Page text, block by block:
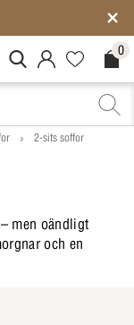
MitIlva.Login 0
2-sits soffor
men oändligt
och en